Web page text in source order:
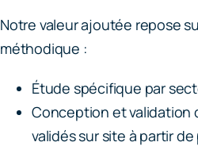
Notre valeur ajoutée repose
méthodique :
Étude spécifique par
Conception et validation
validés sur site à partir